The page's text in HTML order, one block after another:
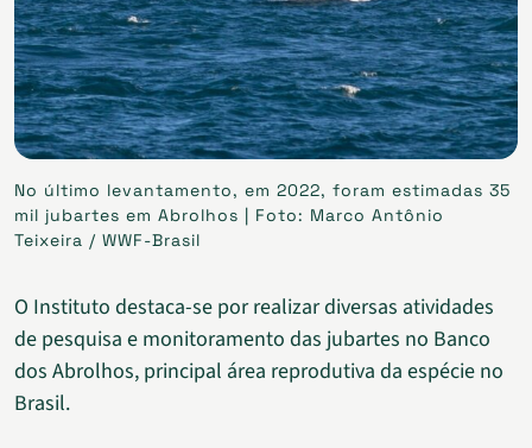
No último levantamento, em 2022, foram estimadas 35
mil jubartes em Abrolhos | Foto: Marco Antônio
Teixeira / WWF-Brasil
O Instituto destaca-se por realizar diversas atividades
de pesquisa e monitoramento das jubartes no Banco
dos Abrolhos, principal área reprodutiva da espécie no
Brasil.